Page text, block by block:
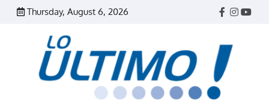
Skip
Thursday, August 6, 2026
Facebook